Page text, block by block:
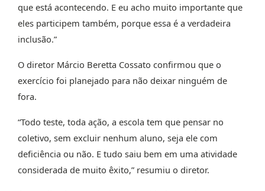
que está acontecendo. E eu acho muito importante que
eles participem também, porque essa é a verdadeira
inclusão.”
O diretor Márcio Beretta Cossato confirmou que o
exercício foi planejado para não deixar ninguém de
fora.
“Todo teste, toda ação, a escola tem que pensar no
coletivo, sem excluir nenhum aluno, seja ele com
deficiência ou não. E tudo saiu bem em uma atividade
considerada de muito êxito,” resumiu o diretor.